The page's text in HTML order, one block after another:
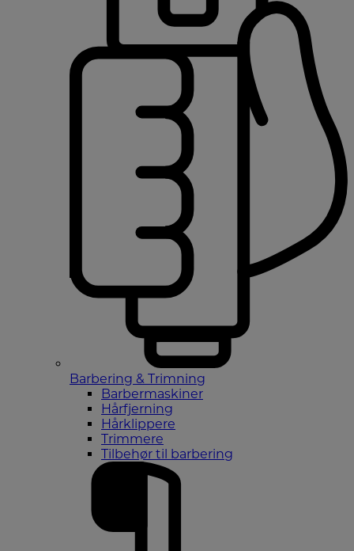
Barbering & Trimning
Barbermaskiner
Hårfjerning
Hårklippere
Trimmere
Tilbehør til barbering